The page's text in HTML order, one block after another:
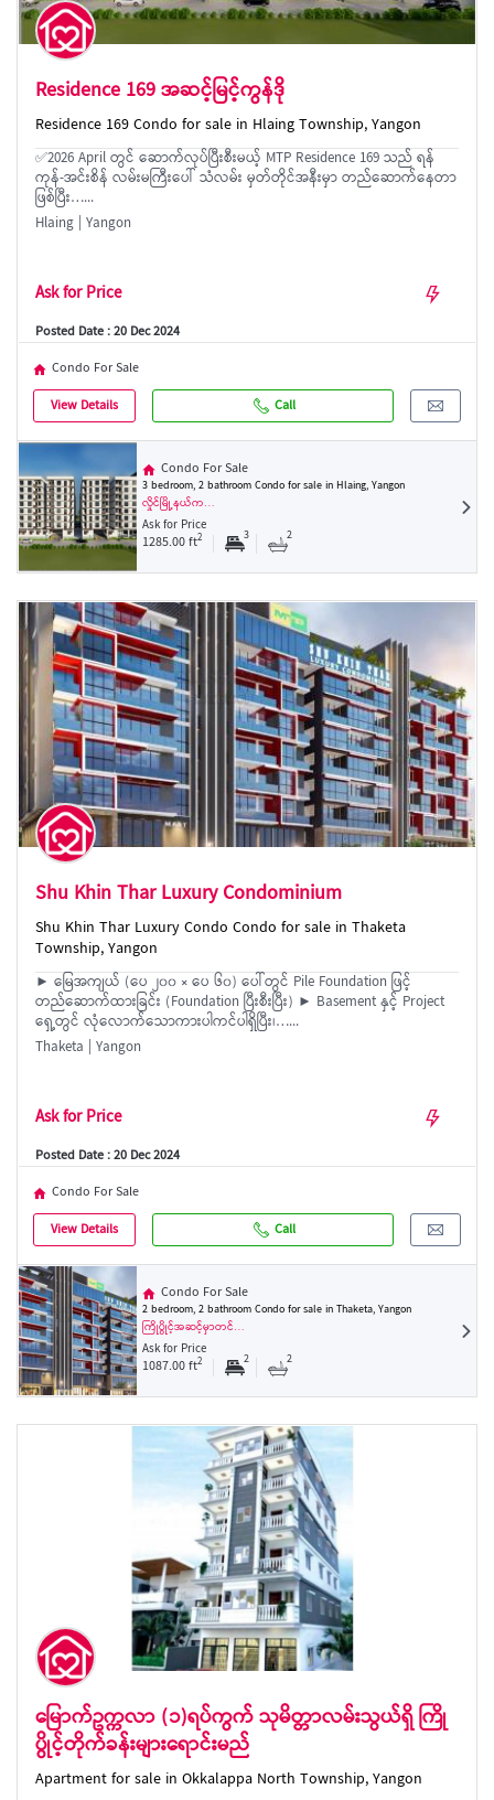
Residence 169 အဆင့်မြင့်ကွန်ဒို
Residence 169 Condo for sale in Hlaing Township, Yangon
✅2026 April တွင် ဆောက်လုပ်ပြီးစီးမယ့် MTP Residence 169 သည် ရန်
ကုန်-အင်းစိန် လမ်းမကြီးပေါ် သံလမ်း မှတ်တိုင်အနီးမှာ တည်ဆောက်နေတာ
ဖြစ်ပြီး…...
Hlaing | Yangon
Ask for Price
Posted Date : 20 Dec 2024
Condo For Sale
View Details
Call
Condo For Sale
3 bedroom, 2 bathroom Condo for sale in Hlaing, Yangon
လှိုင်မြို့နယ်က…
Ask for Price
1285.00 ft2 3 2
Shu Khin Thar Luxury Condominium
Shu Khin Thar Luxury Condo Condo for sale in Thaketa
Township, Yangon
► မြေအကျယ် (ပေ ၂၀၀ × ပေ ၆၀) ပေါ်တွင် Pile Foundation ဖြင့်
တည်ဆောက်ထားခြင်း (Foundation ပြီးစီးပြီး) ► Basement နှင့် Project
ရှေ့တွင် လုံလောက်သောကားပါကင်ပါရှိပြီး၊…...
Thaketa | Yangon
Ask for Price
Posted Date : 20 Dec 2024
Condo For Sale
View Details
Call
Condo For Sale
2 bedroom, 2 bathroom Condo for sale in Thaketa, Yangon
ကြိုပွိုင့်အဆင့်မှာတင်…
Ask for Price
1087.00 ft2 2 2
မြောက်ဥက္ကလာ (၁)ရပ်ကွက် သုမိတ္တာလမ်းသွယ်ရှိ ကြို
ပွိုင့်တိုက်ခန်းများရောင်းမည်
Apartment for sale in Okkalappa North Township, Yangon